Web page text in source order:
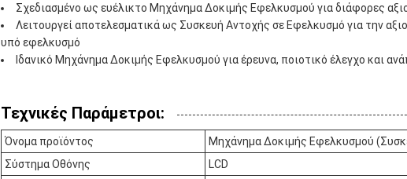
Σχεδιασμένο ως ευέλικτο Μηχάνημα Δοκιμής Εφελκυσμού για διάφορες
Λειτουργεί αποτελεσματικά ως Συσκευή Αντοχής σε Εφελκυσμό για την
υπό εφελκυσμό
Ιδανικό Μηχάνημα Δοκιμής Εφελκυσμού για έρευνα, ποιοτικό έλεγχο και
Τεχνικές Παράμετροι:
Όνομα προϊόντος
Μηχάνημα Δοκιμής Εφελκυσμού
Σύστημα Οθόνης
LCD